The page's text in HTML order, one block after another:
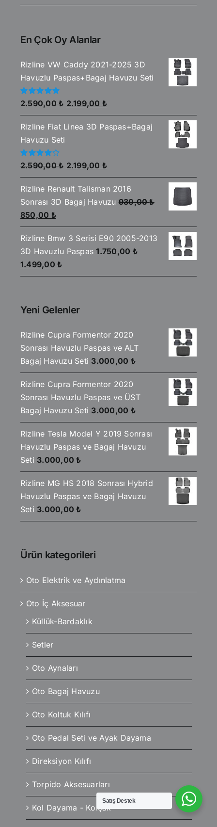
En Çok Oy Alanlar
Rizline VW Caddy 2021-2025 3D
Havuzlu Paspas+Bagaj Havuzu Seti
5
üzerinden
5.00oy aldı
2.590,00₺ Orijinal
fiyat:
2.590,00 ₺.
2.199,00 ₺Şu
andaki
fiyat:
Rizline Fiat Linea 3D Paspas+Bagaj
Havuzu Seti
5
üzerinden
4.00oy
aldı
2.590,00₺ Orijinal
fiyat:
2.590,00 ₺.
2.199,00 ₺Şu
andaki
fiyat:
2.199,00 ₺.
Rizline Renault Talisman 2016
Sonrası 3D Bagaj Havuzu 930,00₺
Orijinal
fiyat:
930,00 ₺.
850,00 ₺Şu
andaki
fiyat:
850,00 ₺.
Rizline Bmw 3 Serisi E90 2005-2013
3D Havuzlu Paspas 1.750,00₺
Orijinal
fiyat:
1.499,00 ₺Şu
andaki
Yeni Gelenler
Rizline Cupra Formentor 2020
Sonrası Havuzlu Paspas ve ALT
Bagaj Havuzu Seti 3.000,00 ₺
Rizline Cupra Formentor 2020
Sonrası Havuzlu Paspas ve ÜST
Bagaj Havuzu Seti 3.000,00 ₺
Rizline Tesla Model Y 2019 Sonrası
Havuzlu Paspas ve Bagaj Havuzu
Seti 3.000,00 ₺
Rizline MG HS 2018 Sonrası Hybrid
Havuzlu Paspas ve Bagaj Havuzu
Seti 3.000,00 ₺
Ürün kategorileri
Oto Elektrik ve Aydınlatma
Oto İç Aksesuar
Küllük-Bardaklık
Setler
Oto Aynaları
Oto Bagaj Havuzu
Oto Koltuk Kılıfı
Oto Pedal Seti ve Ayak Dayama
Direksiyon Kılıfı
Torpido Aksesuarları
Kol Dayama - Kolçak
Satış Destek